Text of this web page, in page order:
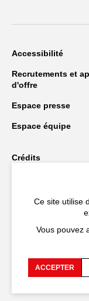
Accessibilité
Recrutements et
d'offre
Espace presse
Espace équipe
Crédits
Restez connecté
Ce site utilise
Vous pouvez
ACCEPTER